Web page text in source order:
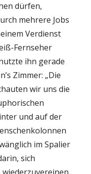
dürfen,
mehrere Jobs
Verdienst
Fernseher
ihn gerade
Zimmer: „Die
wir uns die
und auf der
im Spalier
sich